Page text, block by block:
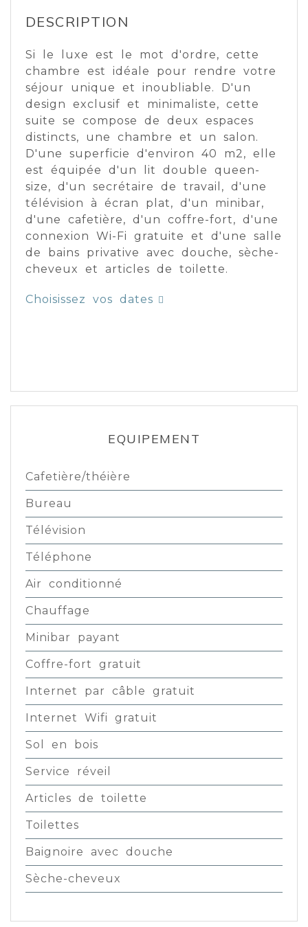
DESCRIPTION
Si le luxe est le mot d'ordre, cette
chambre est idéale pour rendre votre
séjour unique et inoubliable. D'un
design exclusif et minimaliste, cette
suite se compose de deux espaces
distincts, une chambre et un salon.
D'une superficie d'environ 40 m2, elle
est équipée d'un lit double queen-
size, d'un secrétaire de travail, d'une
télévision à écran plat, d'un minibar,
d'une cafetière, d'un coffre-fort, d'une
connexion Wi-Fi gratuite et d'une salle
de bains privative avec douche, sèche-
cheveux et articles de toilette.
Choisissez vos dates
EQUIPEMENT
Cafetière/théière
Bureau
Télévision
Téléphone
Air conditionné
Chauffage
Minibar payant
Coffre-fort gratuit
Internet par câble gratuit
Internet Wifi gratuit
Sol en bois
Service réveil
Articles de toilette
Toilettes
Baignoire avec douche
Sèche-cheveux